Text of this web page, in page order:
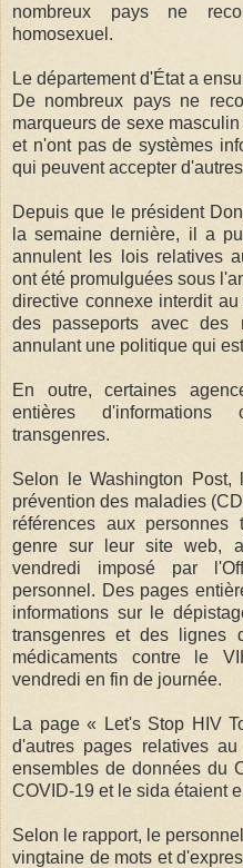
nombreux pays ne
homosexuel.
Le département d'État a
De nombreux pays ne
marqueurs de sexe
et n'ont pas de systèmes
qui peuvent accepter
Depuis que le président
la semaine dernière, il a
annulent les lois relatives
ont été promulguées sous
directive connexe interdit
des passeports avec
annulant une politique qui
En outre, certaines
entières d'informations
transgenres.
Selon le Washington
prévention des maladies
références aux
genre sur leur site web,
vendredi imposé par
personnel. Des pages
informations sur le
transgenres et des lignes
médicaments contre le
vendredi en fin de journée.
La page « Let's Stop HIV
d'autres pages relatives
ensembles de données du
COVID-19 et le sida étaient
Selon le rapport, le
vingtaine de mots et